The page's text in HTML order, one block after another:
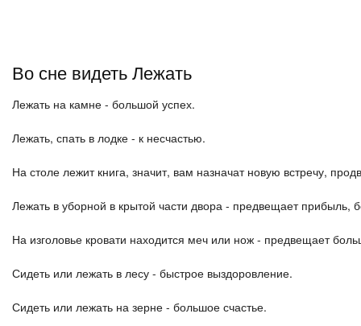
Во сне видеть Лежать
Лежать на камне - большой успех.
Лежать, спать в лодке - к несчастью.
На столе лежит книга, значит, вам назначат новую встречу,
Лежать в уборной в крытой части двора - предвещает прибыль,
На изголовье кровати находится меч или нож - предвещает
Сидеть или лежать в лесу - быстрое выздоровление.
Сидеть или лежать на зерне - большое счастье.